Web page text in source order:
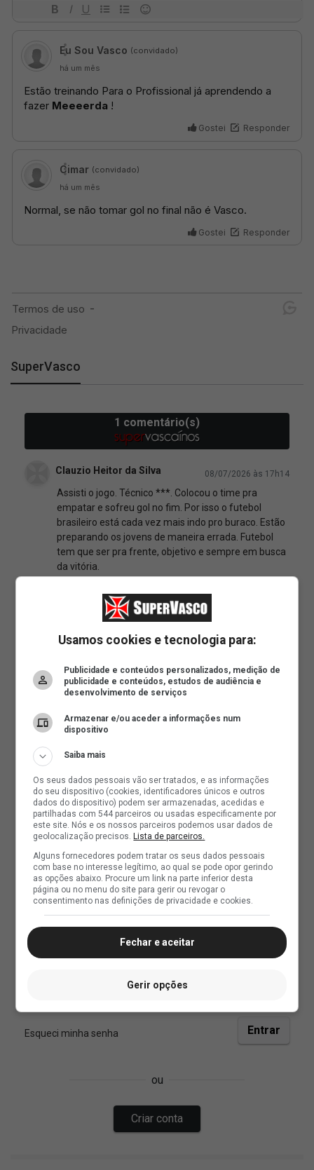
SuperVasco
Usamos cookies e tecnologia para:
Publicidade e conteúdos personalizados, medição de
publicidade e conteúdos, estudos de audiência e
desenvolvimento de serviços
Armazenar e/ou aceder a informações num
dispositivo
Saiba mais
Os seus dados pessoais vão ser tratados, e as informações
do seu dispositivo (cookies, identificadores únicos e outros
dados do dispositivo) podem ser armazenadas, acedidas e
partilhadas com 544 parceiros ou usadas especificamente por
este site. Nós e os nossos parceiros podemos usar dados de
geolocalização precisos. Lista de parceiros.
Alguns fornecedores podem tratar os seus dados pessoais
com base no interesse legítimo, ao qual se pode opor gerindo
as opções abaixo. Procure um link na parte inferior desta
página ou no menu do site para gerir ou revogar o
consentimento nas definições de privacidade e cookies.
Fechar e aceitar
Gerir opções